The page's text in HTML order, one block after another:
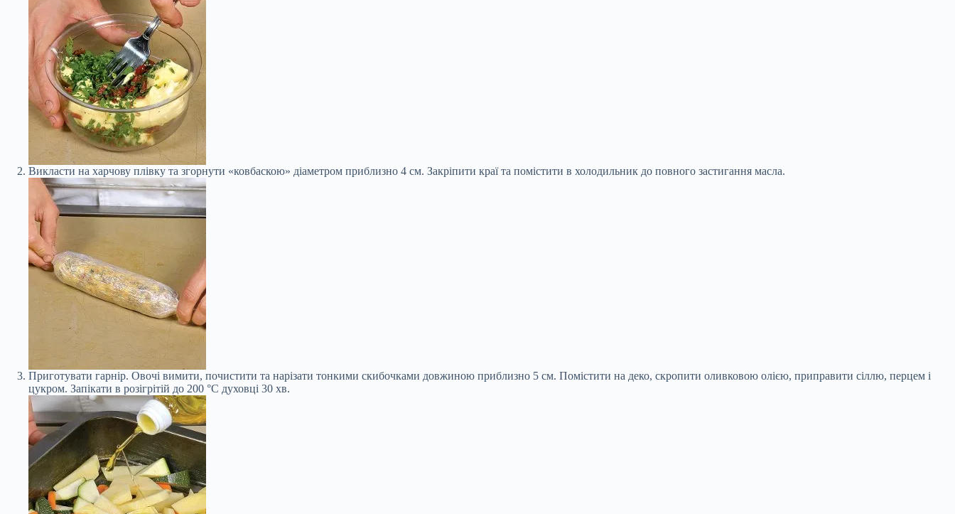
Викласти на харчову плівку та згорнути «ковбаскою» діаметром приблизно 4 см. Закріпити краї та помістити в холодильник до повного застигання масла.
Приготувати гарнір. Овочі вимити, почистити та нарізати тонкими скибочками довжиною приблизно 5 см. Помістити на деко, скропити оливковою олією, приправити сіллю, перцем і
цукром. Запікати в розігрітій до 200 °С духовці 30 хв.